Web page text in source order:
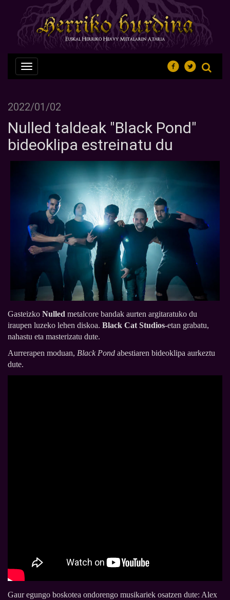
Nabegazioa
ireki
2022/01/02
Nulled taldeak "Black Pond"
bideoklipa estreinatu du
Gasteizko Nulled metalcore bandak aurten argitaratuko du
iraupen luzeko lehen diskoa. Black Cat Studios-etan grabatu,
nahastu eta masterizatu dute.
Aurrerapen moduan, Black Pond abestiaren bideoklipa aurkeztu
dute.
Gaur egungo boskotea ondorengo musikariek osatzen dute: Alex